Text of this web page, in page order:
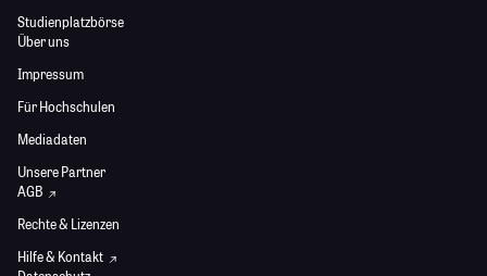
Studienplatzbörse
Über uns
Impressum
Für Hochschulen
Mediadaten
Unsere Partner
AGB
Rechte & Lizenzen
Hilfe & Kontakt